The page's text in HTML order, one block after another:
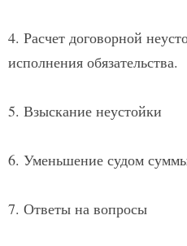
4. Расчет договорной
исполнения обязательства.
5. Взыскание неустойки
6. Уменьшение судом
7. Ответы на вопросы